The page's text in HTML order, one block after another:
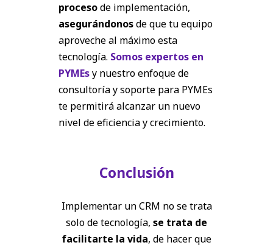
procesode implementación,
asegurándonosde que tu equipo
aproveche al máximo esta
tecnología. Somos expertos en
PYMEsy nuestro enfoque de
consultoría y soporte para PYMEs
te permitirá alcanzar un nuevo
nivel de eficiencia y crecimiento.
Conclusión
Implementar un CRM no se trata
solo de tecnología, se trata de
facilitarte la vida, de hacer que